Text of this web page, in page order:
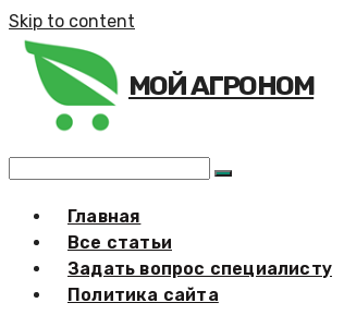
Skip to content
МОЙ АГРОНОМ
Главная
Все статьи
Задать вопрос специалисту
Политика сайта